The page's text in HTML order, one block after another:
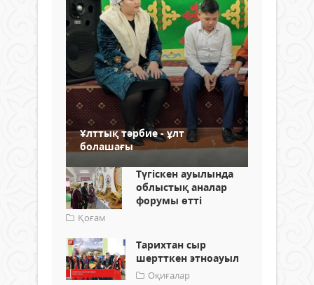
Ұлттық тәрбие - ұлт
болашағы
Түгіскен ауылында
облыстық аналар
форумы өтті
Қоғам
Тарихтан сыр
шертткен этноауыл
Оқиғалар